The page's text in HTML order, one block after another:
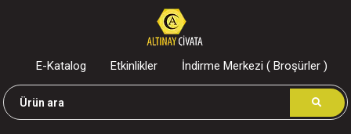
E-Katalog Etkinlikler İndirme Merkezi ( Broşürler )